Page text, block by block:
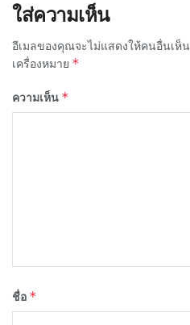
ใส่ความเห็น
อีเมลของคุณจะไม่แสดงให้คนอื่นเห็น
เครื่องหมาย *
ความเห็น *
ชื่อ *